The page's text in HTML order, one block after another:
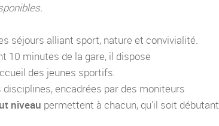
séjours alliant sport, nature et convivialité.
10 minutes de la gare, il dispose
des jeunes sportifs.
encadrées par des moniteurs
niveau permettent à chacun, qu'il soit débutant